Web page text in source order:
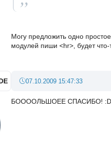
Могу предложить одно
модулей пиши <hr>, будет что-
07.10.2009 15:47:33
БООООЛЬШОЕЕ СПАСИБО! :D